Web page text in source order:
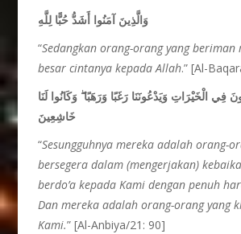
وَالَّذِينَ آمَنُوا أَشَدُّ حُبًّا لِلَّهِ
“Sedangkan orang-orang yang beriman
besar cintanya kepada Allah.” [Al-
فِي الْخَيْرَاتِ وَيَدْعُونَنَا رَغَبًا وَرَهَبًا ۖ وَكَانُوا لَنَا
خَاشِعِينَ
“Sesungguhnya mereka adalah orang-
bersegera dalam (mengerjakan)
berdo’a kepada Kami dengan penuh
Dan mereka adalah orang-orang yang
Kami.” [Al-Anbiya/21: 90]